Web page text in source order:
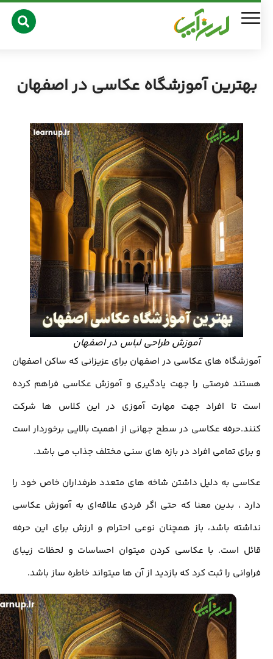
بهترین آموزشگاه عکاسی در اصفهان
آموزش طراحی لباس در اصفهان
آموزشگاه های عکاسی در اصفهان برای عزیزانی که ساکن اصفهان
هستند فرصتی را جهت یادگیری و آموزش عکاسی فراهم کرده
است تا افراد جهت مهارت آموزی در این کلاس ها شرکت
کنند.حرفه عکاسی در سطح جهانی از اهمیت بالایی برخوردار است
و برای تمامی افراد در بازه های سنی مختلف جذاب می باشد.
عکاسی به دلیل داشتن شاخه های متعدد طرفداران خاص خود را
دارد ، بدین معنا که حتی اگر فردی علاقه‌ای به آموزش عکاسی
نداشته باشد، باز همچنان نوعی احترام و ارزش برای این حرفه
قائل است. با عکاسی کردن میتوان احساسات و لحظات زیبای
فراوانی را ثبت کرد که بازدید از آن ها میتواند خاطره ساز باشد.